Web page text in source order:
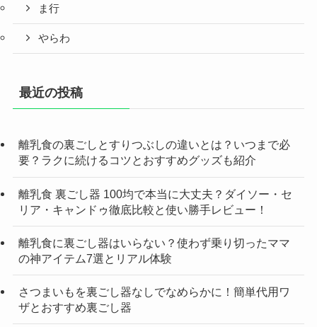
ま行
やらわ
最近の投稿
離乳食の裏ごしとすりつぶしの違いとは？いつまで必
要？ラクに続けるコツとおすすめグッズも紹介
離乳食 裏ごし器 100均で本当に大丈夫？ダイソー・セ
リア・キャンドゥ徹底比較と使い勝手レビュー！
離乳食に裏ごし器はいらない？使わず乗り切ったママ
の神アイテム7選とリアル体験
さつまいもを裏ごし器なしでなめらかに！簡単代用ワ
ザとおすすめ裏ごし器